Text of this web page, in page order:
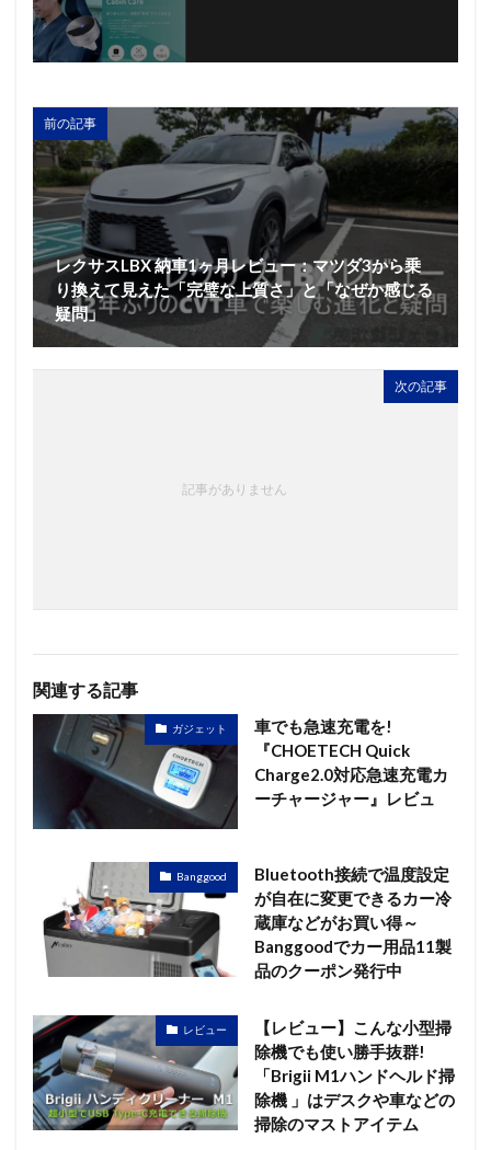
前の記事
レクサスLBX 納車1ヶ月レビュー：マツダ3から乗
り換えて見えた「完璧な上質さ」と「なぜか感じる
疑問」
次の記事
記事がありません
関連する記事
ガジェット
車でも急速充電を!
『CHOETECH Quick
Charge2.0対応急速充電カ
ーチャージャー』レビュ
Banggood
Bluetooth接続で温度設定
が自在に変更できるカー冷
蔵庫などがお買い得～
Banggoodでカー用品11製
品のクーポン発行中
レビュー
【レビュー】こんな小型掃
除機でも使い勝手抜群!
「Brigii M1ハンドヘルド掃
除機 」はデスクや車などの
掃除のマストアイテム